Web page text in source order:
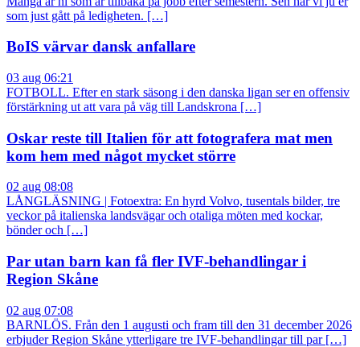
som just gått på ledigheten. […]
BoIS värvar dansk anfallare
03 aug 06:21
FOTBOLL. Efter en stark säsong i den danska ligan ser en offensiv
förstärkning ut att vara på väg till Landskrona […]
Oskar reste till Italien för att fotografera mat men
kom hem med något mycket större
02 aug 08:08
LÅNGLÄSNING | Fotoextra: En hyrd Volvo, tusentals bilder, tre
veckor på italienska landsvägar och otaliga möten med kockar,
bönder och […]
Par utan barn kan få fler IVF-behandlingar i
Region Skåne
02 aug 07:08
BARNLÖS. Från den 1 augusti och fram till den 31 december 2026
erbjuder Region Skåne ytterligare tre IVF-behandlingar till par […]